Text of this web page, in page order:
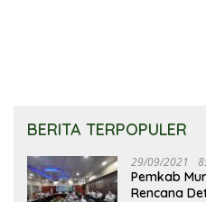
BERITA TERPOPULER
29/09/2021
Pemkab
Rencana